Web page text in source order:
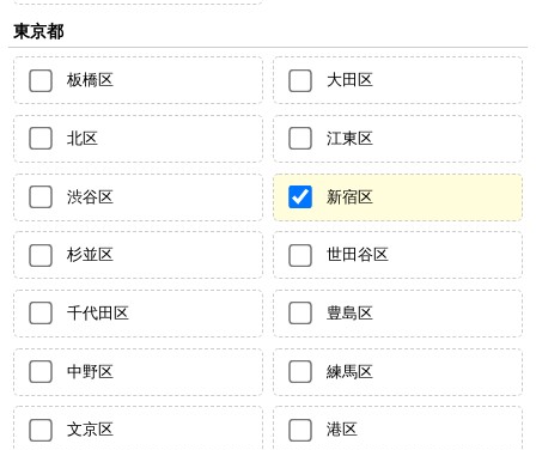
東京都
板橋区 大田区
北区 江東区
渋谷区 新宿区
杉並区 世田谷区
千代田区 豊島区
中野区 練馬区
文京区 港区